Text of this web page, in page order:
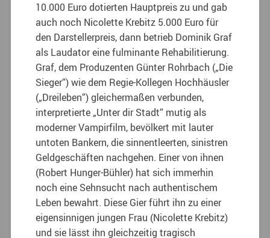
10.000 Euro dotierten Hauptpreis zu und gab
auch noch Nicolette Krebitz 5.000 Euro für
den Darstellerpreis, dann betrieb Dominik Graf
als Laudator eine fulminante Rehabilitierung.
Graf, dem Produzenten Günter Rohrbach („Die
Sieger“) wie dem Regie-Kollegen Hochhäusler
(„Dreileben“) gleichermaßen verbunden,
interpretierte „Unter dir Stadt“ mutig als
moderner Vampirfilm, bevölkert mit lauter
untoten Bankern, die sinnentleerten, sinistren
Geldgeschäften nachgehen. Einer von ihnen
(Robert Hunger-Bühler) hat sich immerhin
noch eine Sehnsucht nach authentischem
Leben bewahrt. Diese Gier führt ihn zu einer
eigensinnigen jungen Frau (Nicolette Krebitz)
und sie lässt ihn gleichzeitig tragisch